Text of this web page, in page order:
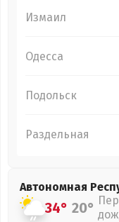
Измаил
Одесса
Подольск
Раздельная
Автономная
34° 20°